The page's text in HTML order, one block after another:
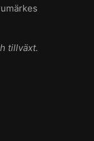
tillväxt.